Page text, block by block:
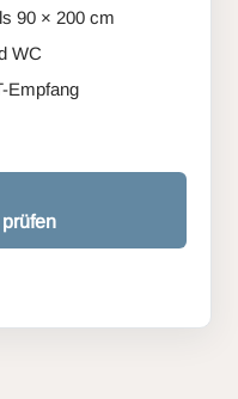
90 × 200 cm
WC
Empfang